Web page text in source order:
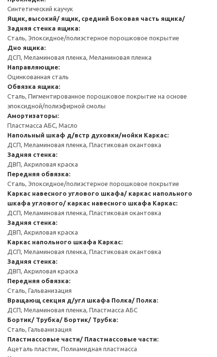
Синтетический каучук
Ящик, высокий/ ящик, средний Боковая часть ящика/
Задняя стенка ящика:
Сталь, Эпоксидное/полиэстерное порошковое покрытие
Дно ящика:
ДСП, Меламиновая пленка, Меламиновая пленка
Направляющие:
Оцинкованная сталь
Обвязка ящика:
Сталь, Пигментированное порошковое покрытие на основе
эпоксидной/полиэфирной смолы
Амортизаторы:
Пластмасса АБС, Масло
Напольный шкаф д/встр духовки/мойки Каркас:
ДСП, Меламиновая пленка, Пластиковая окантовка
Задняя стенка:
ДВП, Акриловая краска
Передняя обвязка:
Сталь, Эпоксидное/полиэстерное порошковое покрытие
Каркас навесного углового шкафа/ каркас напольного
шкафа углового/ каркас навесного шкафа Каркас:
ДСП, Меламиновая пленка, Пластиковая окантовка
Задняя стенка:
ДВП, Акриловая краска
Каркас напольного шкафа Каркас:
ДСП, Меламиновая пленка, Пластиковая окантовка
Задняя стенка:
ДВП, Акриловая краска
Передняя обвязка:
Сталь, Гальванизация
Вращающ секция д/угл шкафа Полка/ Полка:
ДСП, Меламиновая пленка, Пластмасса АБС
Бортик/ Трубка/ Бортик/ Трубка:
Сталь, Гальванизация
Пластмассовые части/ Пластмассовые части:
Ацеталь пластик, Полиамидная пластмасса